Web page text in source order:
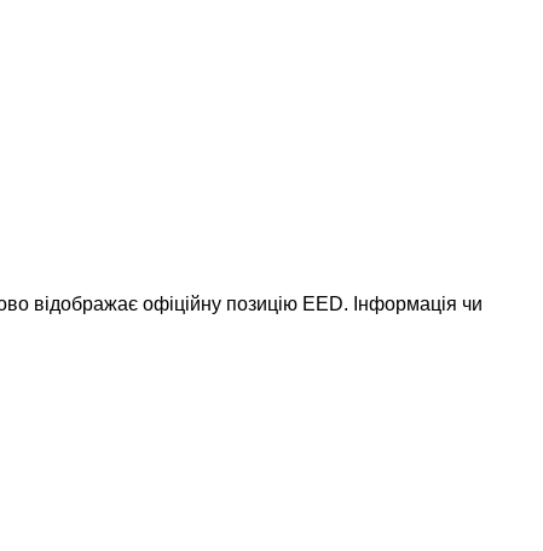
відображає офіційну позицію EED. Інформація чи